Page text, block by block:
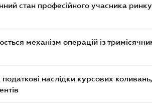
стан професійного учасника
механізм операцій із
наслідки курсових